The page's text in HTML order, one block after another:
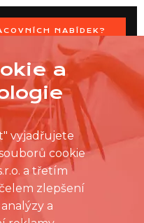
NABÍDEK?
S VAŠIMI ČASOVÝMI
a
vyjadřujete
cookie
a třetím
zlepšení
a